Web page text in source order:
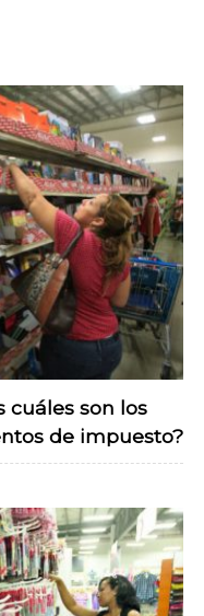
cuáles son los
de impuesto?